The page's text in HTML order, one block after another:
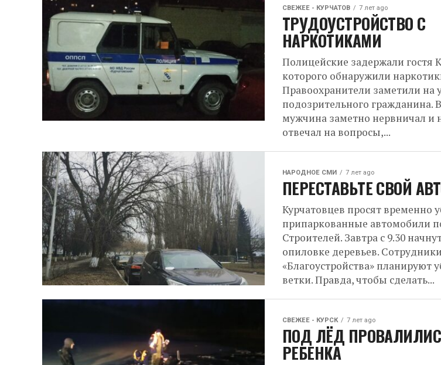
СВЕЖЕЕ - КУРЧАТОВ 7 лет ago
ТРУДОУСТРОЙСТВО С
НАРКОТИКАМИ
Полицейские задержали гостя
которого обнаружили
Правоохранители заметили на
подозрительного гражданина.
мужчина заметно нервничал и
отвечал на вопросы,...
НАРОДНОЕ СМИ 7 лет ago
ПЕРЕСТАВЬТЕ СВОЙ
Курчатовцев просят временно
припаркованные автомобили
Строителей. Завтра с 9.30
опиловке деревьев. Сотрудники
«Благоустройства» планируют
ветки. Правда, чтобы сделать...
СВЕЖЕЕ - КУРСК 7 лет ago
ПОД ЛЁД
РЕБЕНКА